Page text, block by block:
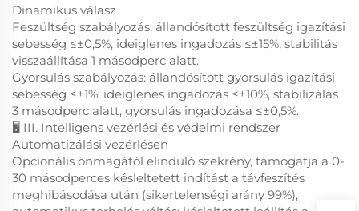
Dinamikus válasz
Feszültség szabályozás: állandósított feszültség igazítási
sebesség ≤±0,5%, ideiglenes ingadozás ≤±15%, stabilitás
visszaállítása 1 másodperc alatt.
Gyorsulás szabályozás: állandósított gyorsulás igazítási
sebesség ≤±1%, ideiglenes ingadozás ≤±10%, stabilizálás
3 másodperc alatt, gyorsulás ingadozása ≤±0,5%.
🖥️ III. Intelligens vezérlési és védelmi rendszer
Automatizálási vezérlésen
Opcionális önmagától elinduló szekrény, támogatja a 0-
30 másodperces késleltetett indítást a távfeszítés
meghibásodása után (sikertelenségi arány 99%),